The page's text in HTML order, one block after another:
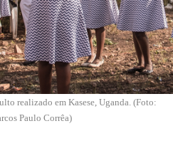
realizado em Kasese, Uganda. (Foto:
Paulo Corrêa)